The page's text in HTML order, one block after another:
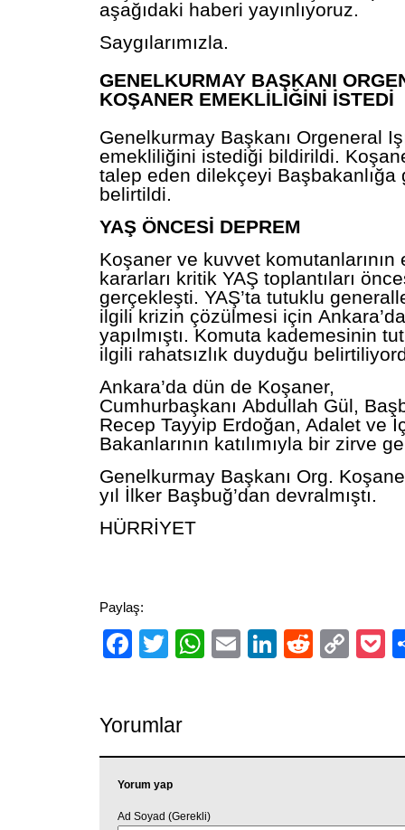
aşağıdaki haberi yayınlıyoruz.
Saygılarımızla.
GENELKURMAY BAŞKANI
KOŞANER EMEKLİLİĞİNİ İSTEDİ
Genelkurmay Başkanı Orgeneral
emekliliğini istediği bildirildi.
talep eden dilekçeyi Başbakanlığa
belirtildi.
YAŞ ÖNCESİ DEPREM
Koşaner ve kuvvet komutanlarının
kararları kritik YAŞ toplantıları
gerçekleşti. YAŞ’ta tutuklu
ilgili krizin çözülmesi için
yapılmıştı. Komuta kademesinin
ilgili rahatsızlık duyduğu
Ankara’da dün de Koşaner,
Cumhurbaşkanı Abdullah Gül,
Recep Tayyip Erdoğan, Adalet ve
Bakanlarının katılımıyla bir zirve
Genelkurmay Başkanı Org.
yıl İlker Başbuğ’dan devralmıştı.
HÜRRİYET
Paylaş:
Facebook
TwitterWhatsApp
EmailLinkedIn
Reddit
Yorumlar
Yorum yap
Ad Soyad (Gerekli)